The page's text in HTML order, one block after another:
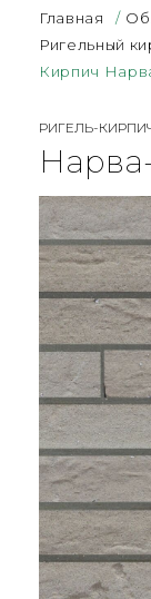
Главная /
Ригельный
Кирпич
РИГЕЛЬ-
Нарва-